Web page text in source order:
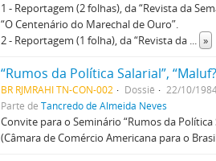
1 - Reportagem (2 folhas), da “Revista da
“O Centenário do Marechal de Ouro”.
2 - Reportagem (1 folha), da “Revista da ... »
“Rumos da Política Salarial”,
BR RJMRAHI TN-CON-002 Dossiê
22/10/
Parte de Tancredo de Almeida Neves
Convite para o Seminário “Rumos da
(Câmara de Comércio Americana para o